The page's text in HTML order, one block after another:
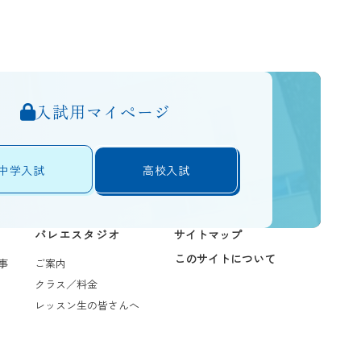
入試用マイページ
学入試 高校入試
バレエスタジオ
ご案内
クラス／料金
レッスン生の皆さんへ
サイトマップ
このサイトについて